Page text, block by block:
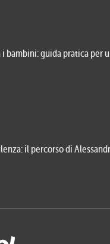
bambini: guida pratica per
il percorso di